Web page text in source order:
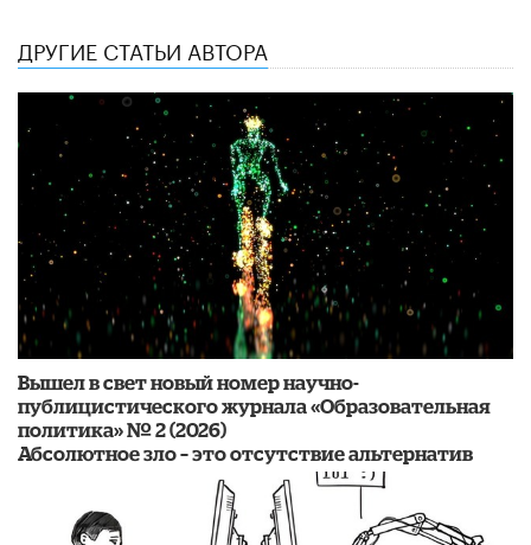
ДРУГИЕ СТАТЬИ АВТОРА
Вышел в свет новый номер научно-
публицистического журнала «Образовательная
политика» № 2 (2026)
Абсолютное зло – это отсутствие альтернатив